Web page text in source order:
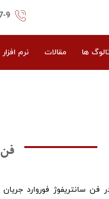
ها مقالات نرم افزار
فن سانتریفوژ فوروارد